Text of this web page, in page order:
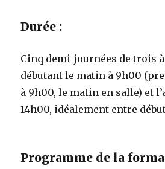
Durée :
Cinq demi-journées de trois
débutant le matin à 9h00
à 9h00, le matin en salle) et
14h00, idéalement entre
Programme de la